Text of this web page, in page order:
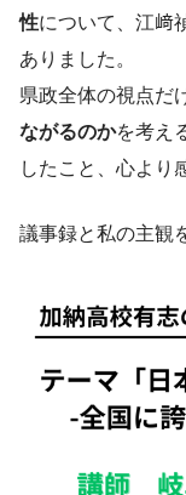
性について、江﨑
ありました。
県政全体の視点だ
ながるのかを考え
したこと、心より
議事録と私の主観